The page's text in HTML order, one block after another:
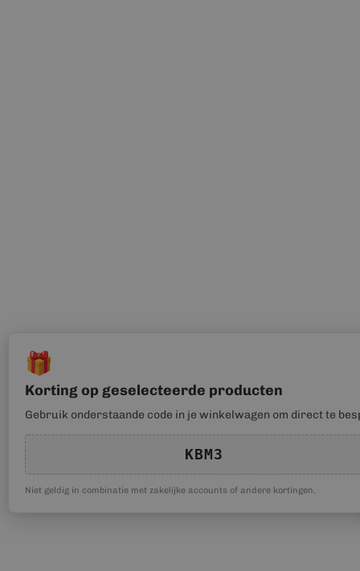
🎁
Korting op geselecteerde producten
Gebruik onderstaande code in je winkelwagen om direct te
KBM3
Niet geldig in combinatie met zakelijke accounts of andere kortingen.